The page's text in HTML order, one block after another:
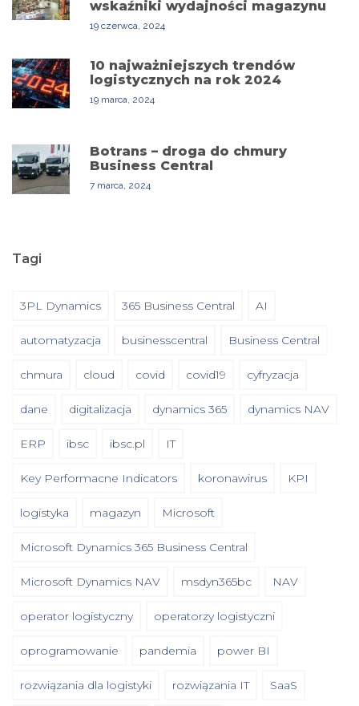
wskaźniki wydajności magazynu
19 czerwca, 2024
10 najważniejszych trendów
logistycznych na rok 2024
19 marca, 2024
Botrans – droga do chmury
Business Central
7 marca, 2024
Tagi
3PL Dynamics 365 Business Central AI
automatyzacja businesscentral Business Central
chmura cloud covid covid19 cyfryzacja
dane digitalizacja dynamics 365 dynamics NAV
ERP ibsc ibsc.pl IT
Key Performacne Indicators koronawirus KPI
logistyka magazyn Microsoft
Microsoft Dynamics 365 Business Central
Microsoft Dynamics NAV msdyn365bc NAV
operator logistyczny operatorzy logistyczni
oprogramowanie pandemia power BI
rozwiązania dla logistyki rozwiązania IT SaaS